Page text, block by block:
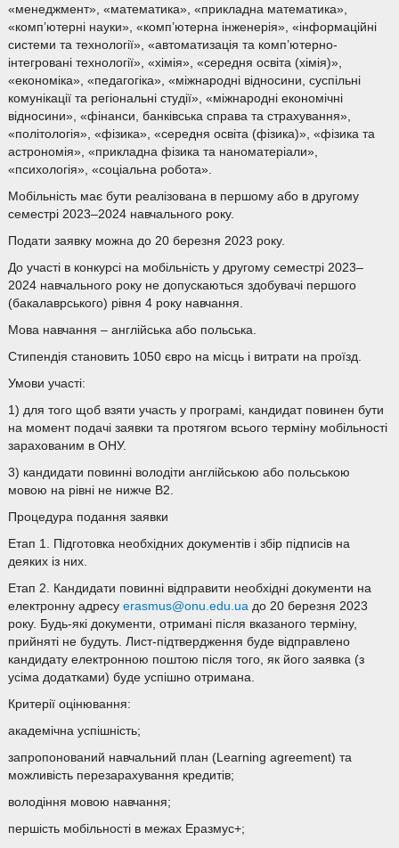
«менеджмент», «математика», «прикладна математика»,
«комп’ютерні науки», «комп’ютерна інженерія», «інформаційні
системи та технології», «автоматизація та комп’ютерно-
інтегровані технології», «хімія», «середня освіта (хімія)»,
«економіка», «педагогіка», «міжнародні відносини, суспільні
комунікації та регіональні студії», «міжнародні економічні
відносини», «фінанси, банківська справа та страхування»,
«політологія», «фізика», «середня освіта (фізика)», «фізика та
астрономія», «прикладна фізика та наноматеріали»,
«психологія», «соціальна робота».
Мобільність має бути реалізована в першому або в другому
семестрі 2023–2024 навчального року.
Подати заявку можна до 20 березня 2023 року.
До участі в конкурсі на мобільність у другому семестрі 2023–
2024 навчального року не допускаються здобувачі першого
(бакалаврського) рівня 4 року навчання.
Мова навчання – англійська або польська.
Стипендія становить 1050 євро на місць і витрати на проїзд.
Умови участі:
1) для того щоб взяти участь у програмі, кандидат повинен бути
на момент подачі заявки та протягом всього терміну мобільності
зарахованим в ОНУ.
3) кандидати повинні володіти англійською або польською
мовою на рівні не нижче B2.
Процедура подання заявки
Етап 1. Підготовка необхідних документів і збір підписів на
деяких із них.
Етап 2. Кандидати повинні відправити необхідні документи на
електронну адресу erasmus@onu.edu.uaдо 20 березня 2023
року. Будь-які документи, отримані після вказаного терміну,
прийняті не будуть. Лист-підтвердження буде відправлено
кандидату електронною поштою після того, як його заявка (з
усіма додатками) буде успішно отримана.
Критерії оцінювання:
академічна успішність;
запропонований навчальний план (Learning agreement) та
можливість перезарахування кредитів;
володіння мовою навчання;
першість мобільності в межах Еразмус+;